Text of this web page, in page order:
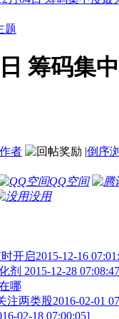
筹码集
者 |倒序
QQ空间
没用
开启2015-12-16
剂 2015-12-28 07:08:47
哪
两类股2016-02-01
02-18 07:00:05]